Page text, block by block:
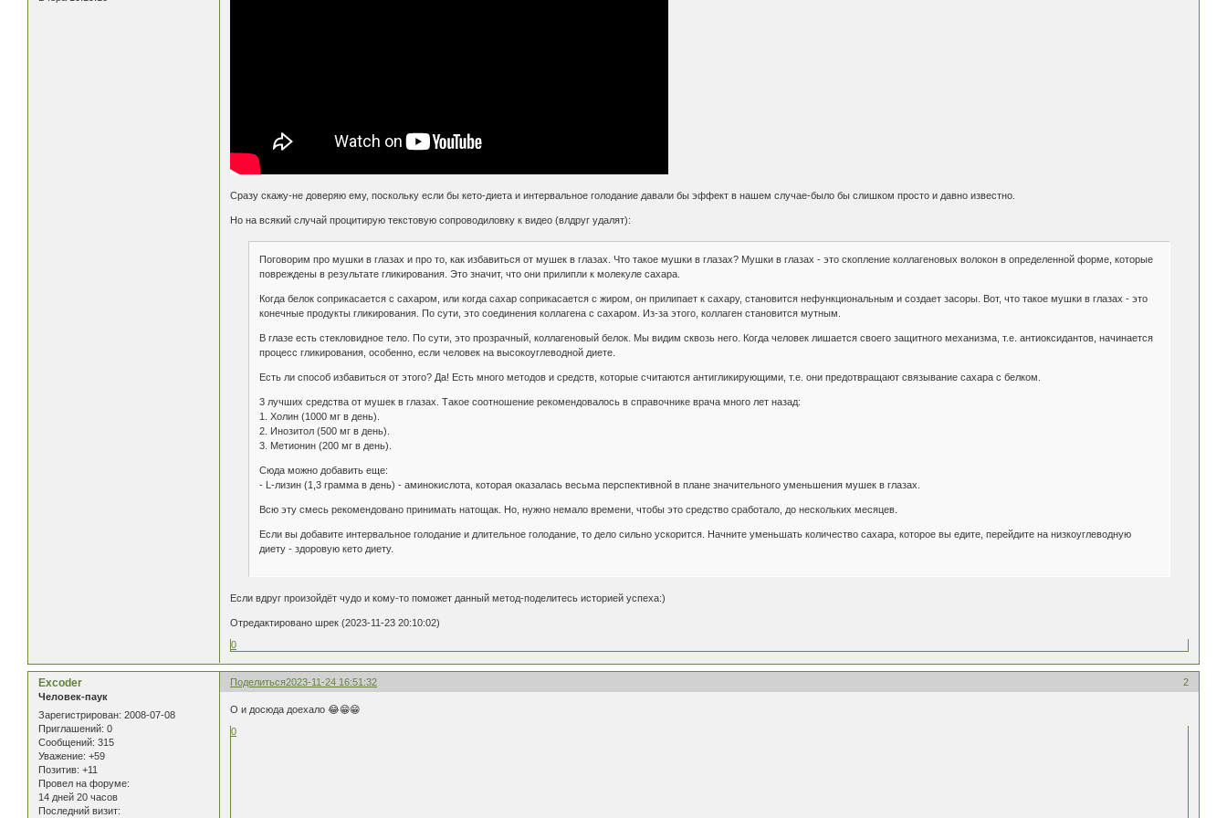
Сразу скажу-не доверяю ему, поскольку если бы кето-диета и интервальное голодание давали бы эффект в нашем случае-было бы слишком просто и давно известно.
Но на всякий случай процитирую текстовую сопроводиловку к видео (влдруг удалят):
Поговорим про мушки в глазах и про то, как избавиться от мушек в глазах. Что такое мушки в глазах? Мушки в глазах - это скопление коллагеновых волокон в определенной форме, которые
повреждены в результате гликирования. Это значит, что они прилипли к молекуле сахара.
Когда белок соприкасается с сахаром, или когда сахар соприкасается с жиром, он прилипает к сахару, становится нефункциональным и создает засоры. Вот, что такое мушки в глазах - это
конечные продукты гликирования. По сути, это соединения коллагена с сахаром. Из-за этого, коллаген становится мутным.
В глазе есть стекловидное тело. По сути, это прозрачный, коллагеновый белок. Мы видим сквозь него. Когда человек лишается своего защитного механизма, т.е. антиоксидантов, начинается
процесс гликирования, особенно, если человек на высокоуглеводной диете.
Есть ли способ избавиться от этого? Да! Есть много методов и средств, которые считаются антигликирующими, т.е. они предотвращают связывание сахара с белком.
3 лучших средства от мушек в глазах. Такое соотношение рекомендовалось в справочнике врача много лет назад:
1. Холин (1000 мг в день).
2. Инозитол (500 мг в день).
3. Метионин (200 мг в день).
Сюда можно добавить еще:
- L-лизин (1,3 грамма в день) - аминокислота, которая оказалась весьма перспективной в плане значительного уменьшения мушек в глазах.
Всю эту смесь рекомендовано принимать натощак. Но, нужно немало времени, чтобы это средство сработало, до нескольких месяцев.
Если вы добавите интервальное голодание и длительное голодание, то дело сильно ускорится. Начните уменьшать количество сахара, которое вы едите, перейдите на низкоуглеводную
диету - здоровую кето диету.
Если вдруг произойдёт чудо и кому-то поможет данный метод-поделитесь историей успеха:)
Отредактировано шрек (2023-11-23 20:10:02)
0
Поделиться 2
2023-11-24 16:51:32
Excoder
Человек-паук
Зарегистрирован: 2008-07-08
Приглашений: 0
Сообщений: 315
Уважение: +59
Позитив: +11
Провел на форуме:
14 дней 20 часов
Последний визит:
О и досюда доехало 😂😁😁
0